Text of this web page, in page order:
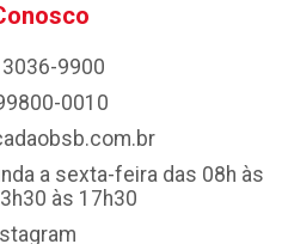
9900
0010
a sexta-feira das 08h às
às 17h30